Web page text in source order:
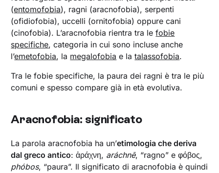
(entomofobia), ragni (aracnofobia), serpenti
(ofidiofobia), uccelli (ornitofobia) oppure cani
(cinofobia). L’aracnofobia rientra tra lefobie
specifiche, categoria in cui sono incluse anche
l’emetofobia, la megalofobia e latalassofobia.
Tra le fobie specifiche, la paura dei ragni è tra le più
comuni e spesso compare già in età evolutiva.
Aracnofobia: significato
La parola aracnofobia ha un’etimologia che deriva
dal greco antico: ἀράχνη, aráchnē, “ragno” e φόβος,
phóbos, “paura”. Il significato di aracnofobia è quindi